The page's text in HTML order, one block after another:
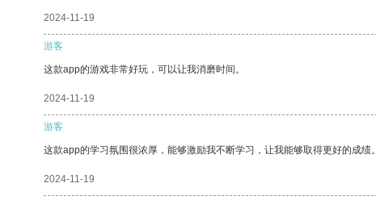
2024-11-19
游客
这款app的游戏非常好玩，可以让我消磨时间。
2024-11-19
游客
这款app的学习氛围很浓厚，能够激励我不断学习，让我能够取得更好的成绩。
2024-11-19